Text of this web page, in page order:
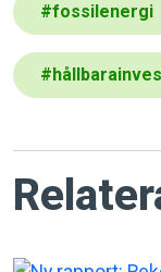
#fossilenergi
#